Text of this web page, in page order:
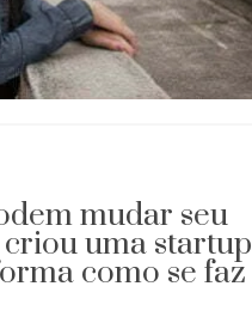
mudar seu
uma startup
como se faz